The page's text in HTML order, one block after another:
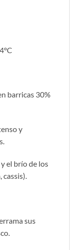
barricas 30%
y
el brío de los
cassis).
sus